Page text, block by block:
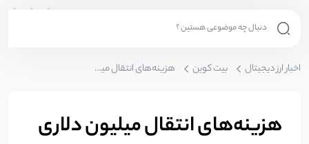
اخبار ارز دیجیتال بیت کوین هزینه‌های انتقال میلیون دلاری اتریوم و باجگیران
هزینه‌های انتقال میلیون دلاری